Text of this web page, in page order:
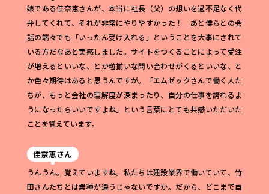
娘である佳奈恵さんが、本当に社長（父）の想いを過不足なく代
弁してくれて、それが非常にやりやすかった！ あと僕らとの会
話の端々でも「いったん受け入れる」ということを大事にされて
いる方だなあと実感しました。サイトをつくることによって受注
が増えるといいな、とか粒揃いな問い合わせがくるといいな、と
か色々期待はあると思うんですが。「エムゼックさんで働く人た
ちが、もっと会社の理解度が深まったり、自分の仕事を誇れるよ
うになったらいいですよね」という言葉にとても共感いただいた
ことを覚えています。
佳奈恵さん
うんうん。覚えていますね。私たちは建設業界で働いていて、竹
田さんたちとは業種が違うじゃないですか。だから、どこまで自